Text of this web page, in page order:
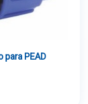
para PEAD